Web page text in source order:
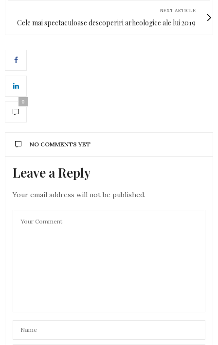
NEXT ARTICLE
Cele mai spectaculoase descoperiri arheologice ale lui 2019
0
NO COMMENTS YET
Leave a Reply
Your email address will not be published.